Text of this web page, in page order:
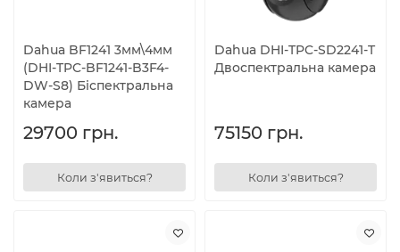
Dahua BF1241 3мм\4мм
(DHI-TPC-BF1241-B3F4-
DW-S8) Біспектральна
камера
29700 грн.
Коли з'явиться?
Dahua DHI-TPC-SD2241-T
Двоспектральна камера
75150 грн.
Коли з'явиться?